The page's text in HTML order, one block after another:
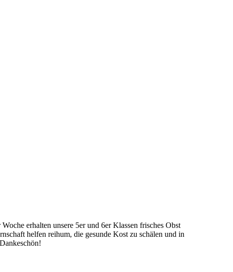
erhalten unsere 5er und 6er Klassen frisches Obst
helfen reihum, die gesunde Kost zu schälen und in